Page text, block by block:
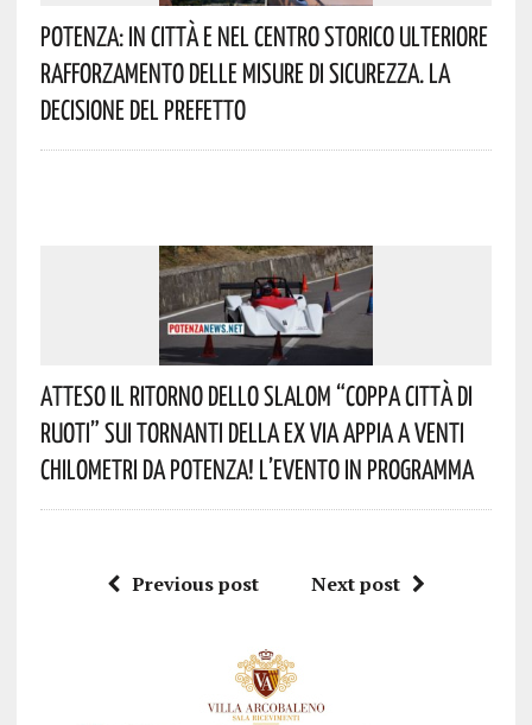
Potenza: In Città E Nel Centro Storico Ulteriore
Rafforzamento Delle Misure Di Sicurezza. La
Decisione Del Prefetto
Atteso Il Ritorno Dello Slalom “Coppa Città Di
Ruoti” Sui Tornanti Della Ex Via Appia A Venti
Chilometri Da Potenza! L’evento In Programma
Previous post Next post